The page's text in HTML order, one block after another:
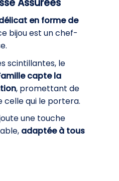
Assurées
en forme de
bijou est un chef-
scintillantes, le
capte la
, promettant de
celle qui le portera.
une touche
adaptée à tous